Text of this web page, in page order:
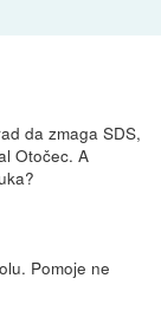
da zmaga SDS,
Otočec. A
Pomoje ne